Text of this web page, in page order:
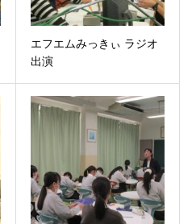
エフエムみっきぃ ラジオ
出演